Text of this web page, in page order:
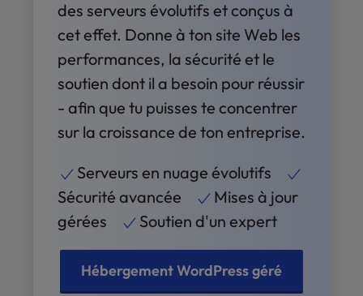
des serveurs évolutifs et conçus à
cet effet. Donne à ton site Web les
performances, la sécurité et le
soutien dont il a besoin pour réussir
- afin que tu puisses te concentrer
sur la croissance de ton entreprise.
Serveurs en nuage évolutifs
Sécurité avancée
Mises à jour
gérées
Soutien d'un expert
Hébergement WordPress géré